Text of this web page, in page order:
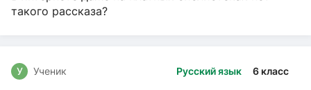
такого рассказа?
Русский язык 6 класс
У Ученик